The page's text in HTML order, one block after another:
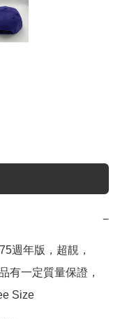
−
週年版，超靚，
有一定質量保證，
Size